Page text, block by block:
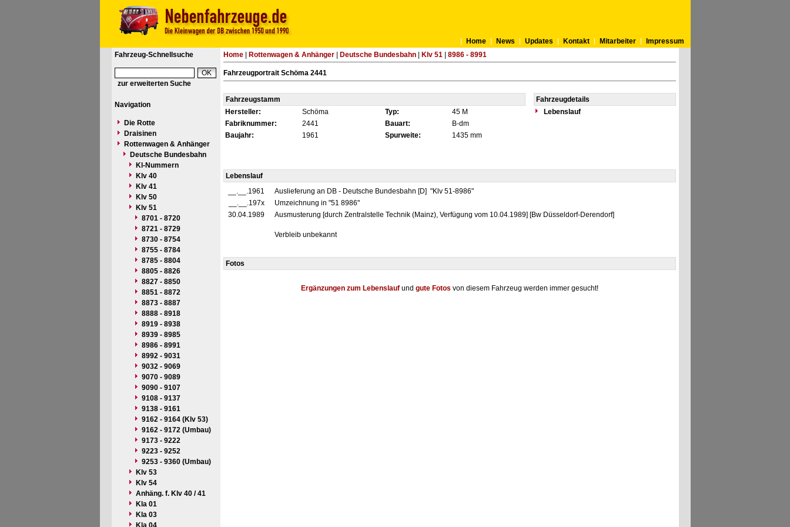
Home News Updates Kontakt Mitarbeiter
Impressum
Fahrzeug-Schnellsuche
zur erweiterten Suche
Navigation
Die Rotte
Draisinen
Rottenwagen & Anhänger
Deutsche Bundesbahn
Kl-Nummern
Klv 40
Klv 41
Klv 50
Klv 51
8701 - 8720
8721 - 8729
8730 - 8754
8755 - 8784
8785 - 8804
8805 - 8826
8827 - 8850
8851 - 8872
8873 - 8887
8888 - 8918
8919 - 8938
8939 - 8985
8986 - 8991
8992 - 9031
9032 - 9069
9070 - 9089
9090 - 9107
9108 - 9137
9138 - 9161
9162 - 9164 (Klv 53)
9162 - 9172 (Umbau)
9173 - 9222
9223 - 9252
9253 - 9360 (Umbau)
Klv 53
Klv 54
Anhäng. f. Klv 40 / 41
Kla 01
Kla 03
Kla 04
Home| Rottenwagen & Anhänger| Deutsche Bundesbahn| Klv 51| 8986 - 8991
Fahrzeugportrait Schöma 2441
Fahrzeugstamm
Fahrzeugdetails
Hersteller:
Schöma Typ: 45 M
Lebenslauf
Fabriknummer:
2441 Bauart:
B-dm
Baujahr:
1961 Spurweite: 1435 mm
Lebenslauf
__.__.1961
Auslieferung an DB - Deutsche Bundesbahn [D] "Klv 51-8986"
__.__.197x
Umzeichnung in "51 8986"
30.04.1989
Ausmusterung [durch Zentralstelle Technik (Mainz), Verfügung vom 10.04.1989] [Bw Düsseldorf-Derendorf]
Verbleib unbekannt
Fotos
Ergänzungen zum Lebenslaufund gute Fotos von diesem Fahrzeug werden immer gesucht!